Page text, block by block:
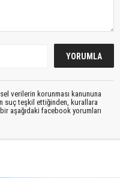
verilerin korunması kanununa
suç teşkil ettiğinden, kurallara
aşağıdaki facebook yorumları